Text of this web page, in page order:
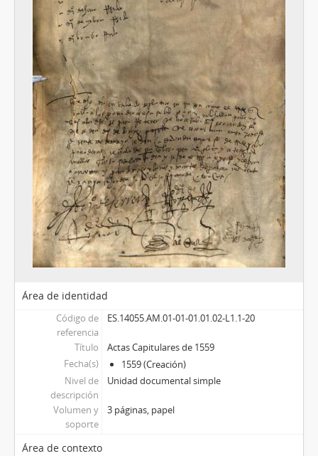
Área de identidad
Código de
referencia
ES.14055.AM.01-01-01.01.02-L1.1-20
Título
Actas Capitulares de 1559
Fecha(s)
1559 (Creación)
Nivel de
descripción
Unidad documental simple
Volumen y
soporte
3 páginas, papel
Área de contexto